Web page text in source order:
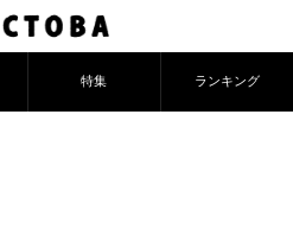
特集 ランキング